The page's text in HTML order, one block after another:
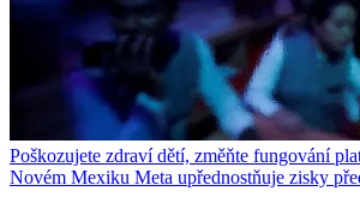
Poškozujete zdraví dětí, změňte fungování
Novém Mexiku Meta upřednostňuje zisky